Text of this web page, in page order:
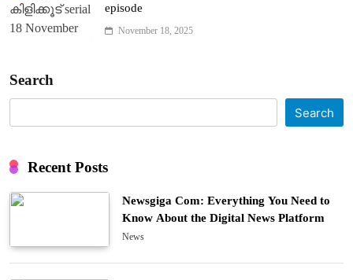
episode
November 18, 2025
Search
Search
Recent Posts
Newsgiga Com: Everything You Need to
Know About the Digital News Platform
News